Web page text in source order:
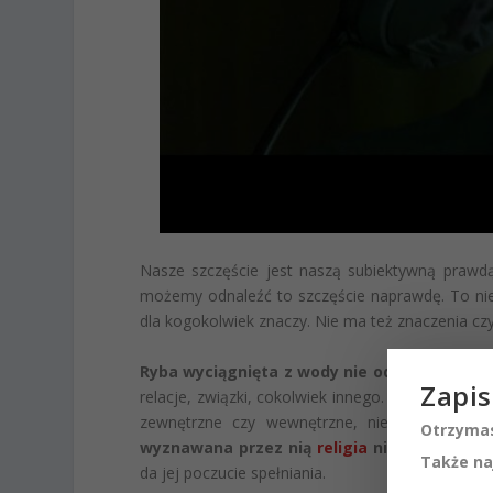
Nasze szczęście jest naszą subiektywną
możemy odnaleźć to szczęście naprawdę. To
dla kogokolwiek znaczy. Nie ma też znaczenia
Ryba wyciągnięta z wody nie odnajdzie
relacje, związki, cokolwiek innego. Nie ma też
zewnętrzne czy wewnętrzne, nie ma też
wyznawana przez nią religia nie ma
da jej poczucie spełniania.
Także